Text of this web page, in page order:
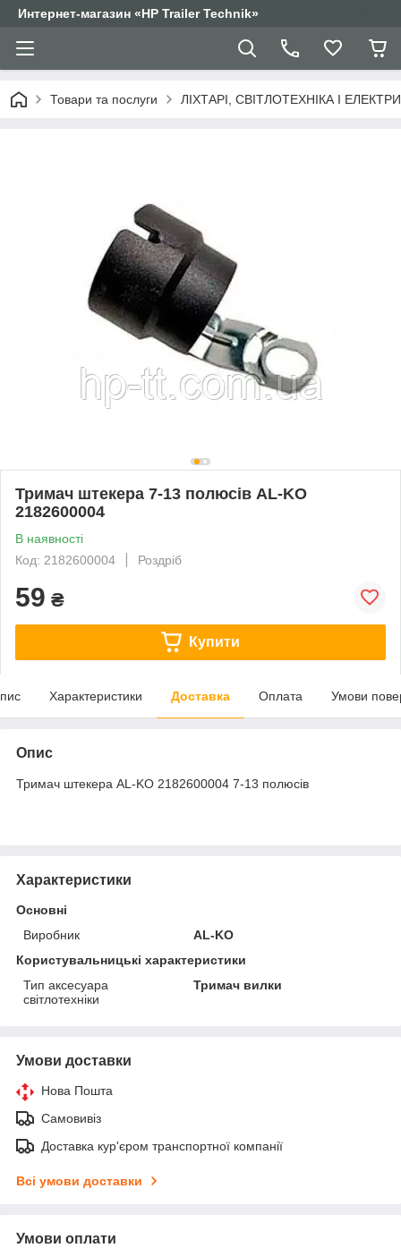
Интернет-магазин «HP Trailer Technik»
Товари та послуги ЛІХТАРІ, СВІТЛОТЕХНІКА І
Тримач штекера 7-13 полюсів AL-KO
2182600004
В наявності
Код: 2182600004
Роздріб
59 ₴
Купити
Характеристики Доставка Оплата Умови
Опис
Тримач штекера AL-KO 2182600004 7-13 полюсів
Характеристики
Основні
Виробник
AL-KO
Користувальницькі характеристики
Тип аксесуара
світлотехніки
Тримач вилки
Умови доставки
Нова Пошта
Самовивіз
Доставка кур'єром транспортної компанії
Всі умови доставки
Умови оплати